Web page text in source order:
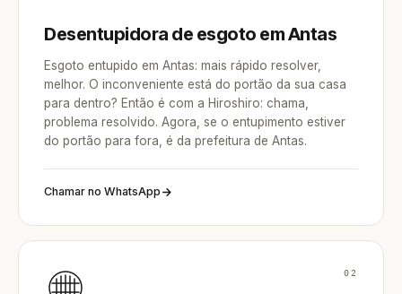
Desentupidora de esgoto em Antas
Esgoto entupido em Antas: mais rápido resolver,
melhor. O inconveniente está do portão da sua casa
para dentro? Então é com a Hiroshiro: chama,
problema resolvido. Agora, se o entupimento estiver
do portão para fora, é da prefeitura de Antas.
Chamar no WhatsApp
02